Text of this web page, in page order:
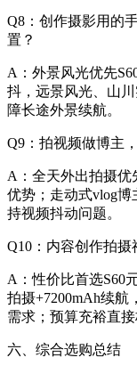
Q8：创作摄影用的
置？
A：外景风光优先
抖，远景风光、山
障长途外景续航。
Q9：拍视频做博主
A：全天外出拍摄优
优势；走动式vlog
持视频抖动问题。
Q10：内容创作拍摄
A：性价比首选S60
拍摄+7200mAh续
需求；预算充裕直接
六、综合选购总结